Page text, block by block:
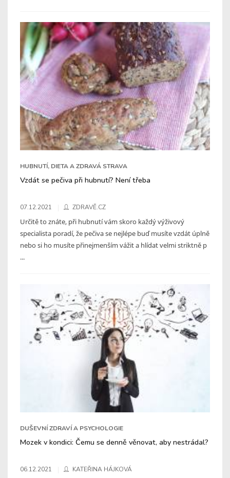
HUBNUTÍ, DIETA A ZDRAVÁ STRAVA
Vzdát se pečiva při hubnutí? Není třeba
07.12.2021 ZDRAVĚ.CZ
Určitě to znáte, při hubnutí vám skoro každý výživový
specialista poradí, že pečiva se nejlépe buď musíte vzdát úplně
nebo si ho musíte přinejmenším vážit a hlídat velmi striktně p
...
DUŠEVNÍ ZDRAVÍ A PSYCHOLOGIE
Mozek v kondici: Čemu se denně věnovat, aby nestrádal?
06.12.2021 KATEŘINA HÁJKOVÁ